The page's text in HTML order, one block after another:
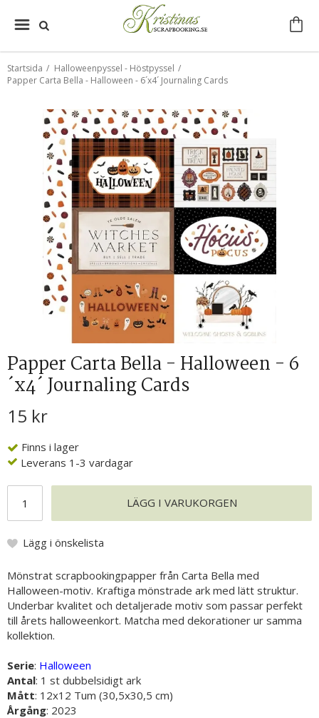
Startsida / Halloweenpyssel - Höstpyssel /
Papper Carta Bella - Halloween - 6´x4´ Journaling Cards
Papper Carta Bella - Halloween - 6
´x4´ Journaling Cards
15 kr
Finns i lager
Leverans 1-3 vardagar
LÄGG I VARUKORGEN
Lägg i önskelista
Mönstrat scrapbookingpapper från Carta Bella med
Halloween-motiv. Kraftiga mönstrade ark med lätt struktur.
Underbar kvalitet och detaljerade motiv som passar perfekt
till årets halloweenkort. Matcha med dekorationer ur samma
kollektion.
Serie: Halloween
Antal: 1 st dubbelsidigt ark
Mått: 12x12 Tum (30,5x30,5 cm)
Årgång: 2023